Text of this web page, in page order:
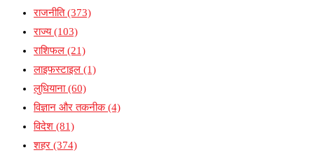
राजनीति(373)
राज्य(103)
राशिफल (21)
लाइफस्टाइल (1)
लुधियाना(60)
विज्ञान और तकनीक(4)
विदेश (81)
शहर (374)